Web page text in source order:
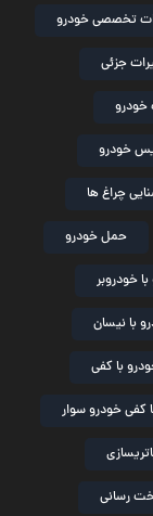
تخصصی خودرو
جزئی
خودرو
خودرو
چراغ ها
حمل خودرو
خودروبر
با نیسان
با کفی
کفی خودرو سوار
رسانی